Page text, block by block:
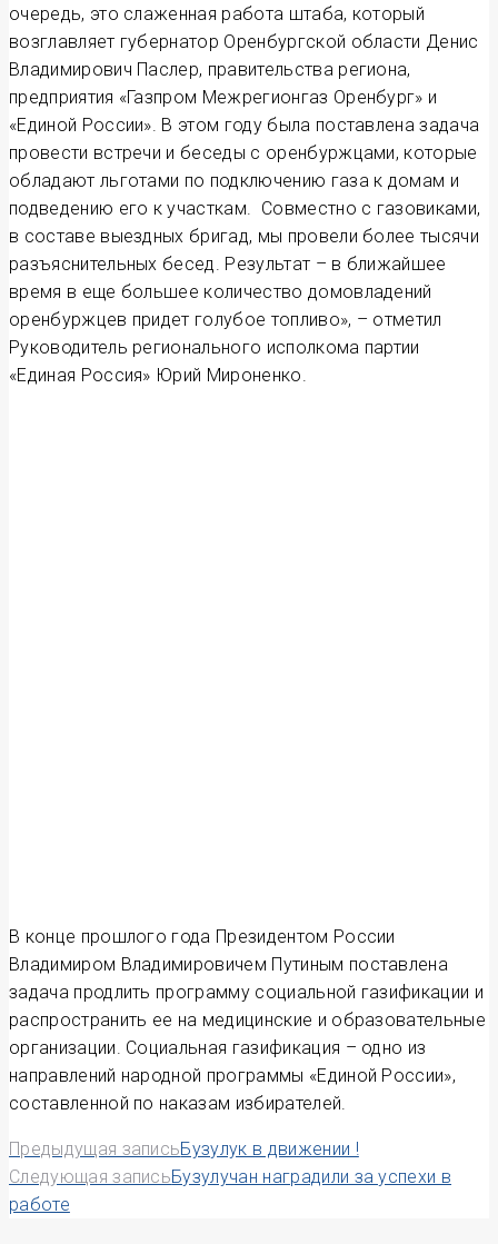
очередь, это слаженная работа штаба, который
возглавляет губернатор Оренбургской области Денис
Владимирович Паслер, правительства региона,
предприятия «Газпром Межрегионгаз Оренбург» и
«Единой России». В этом году была поставлена задача
провести встречи и беседы с оренбуржцами, которые
обладают льготами по подключению газа к домам и
подведению его к участкам. Совместно с газовиками,
в составе выездных бригад, мы провели более тысячи
разъяснительных бесед. Результат – в ближайшее
время в еще большее количество домовладений
оренбуржцев придет голубое топливо», – отметил
Руководитель регионального исполкома партии
«Единая Россия» Юрий Мироненко.
В конце прошлого года Президентом России
Владимиром Владимировичем Путиным поставлена
задача продлить программу социальной газификации и
распространить ее на медицинские и образовательные
организации. Социальная газификация – одно из
направлений народной программы «Единой России»,
составленной по наказам избирателей.
Навигация
по
Предыдущая записьБузулук в движении !
Следующая записьБузулучан наградили за успехи в
работе